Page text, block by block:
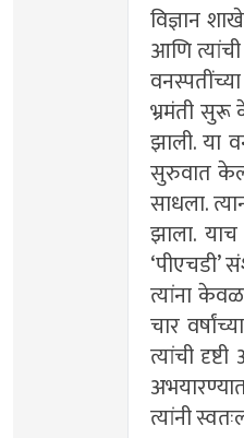
विज्ञान
आणि
भ्रमंती सुरू
झाली. या
सुरुवात
साधला.
झाला.
‘पीएचडी’
त्यांना
चार
त्यांची
त्यांनी